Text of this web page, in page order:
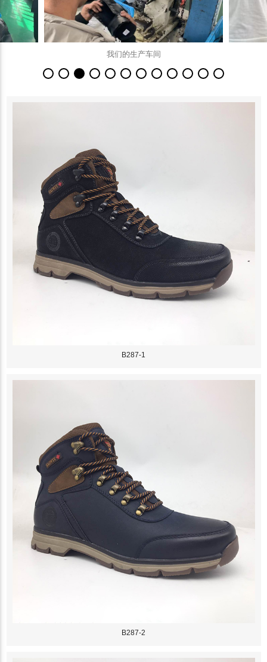
我们的生产车间
B287-1
B287-2